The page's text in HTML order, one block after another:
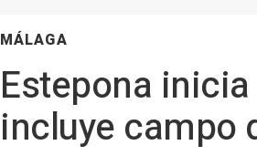
MÁLAGA
Estepona
incluye campo